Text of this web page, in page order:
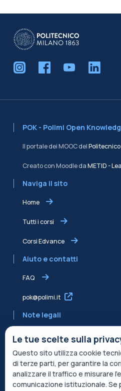
POK - Polimi Open
Il portale dei MOOC del
Creato con Moodle daMETID -
Naviga il sito
Home
Tutti i corsi
Corsi Edvance
Aiuto e contatti
FAQ
pok@polimi.it
Note legali
Informativa condivisa Edvance
Termini di servizio
Le tue scelte sulla
Questo sito utilizza cookie
di terze parti, per garantire la
analizzare il traffico e misurare
comunicazione istituzionale. Se